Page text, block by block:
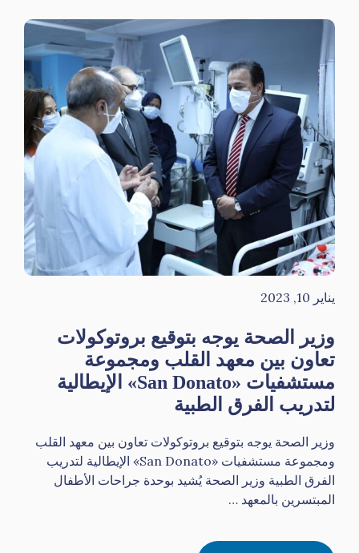
يناير 10, 2023
وزير الصحة يوجه بتوقيع بروتوكولات
تعاون بين معهد القلب ومجموعة
مستشفيات «San Donato» الإيطالية
لتدريب الفرق الطبية
وزير الصحة يوجه بتوقيع بروتوكولات تعاون بين معهد القلب
ومجموعة مستشفيات «San Donato» الإيطالية لتدريب
الفرق الطبية وزير الصحة يُشيد بوحدة جراحات الأطفال
المبتسرين بالمعهد …